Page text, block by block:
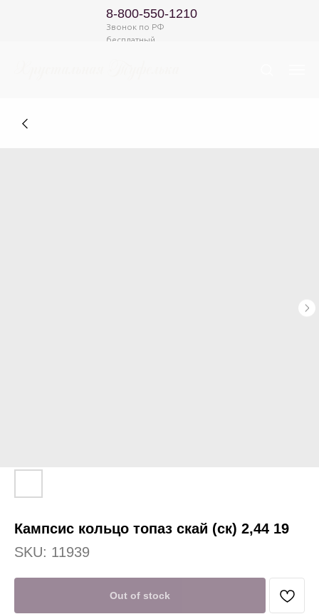
8-800-550-1210
Звонок по РФ
бесплатный
Кампсис кольцо топаз скай (ск) 2,44 19
SKU: 11939
Out of stock